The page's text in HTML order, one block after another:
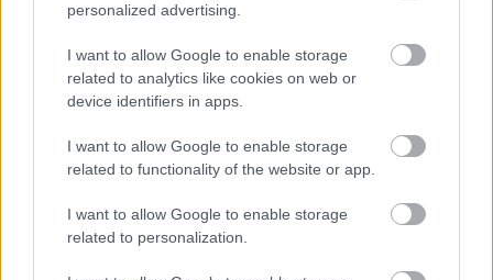
personalized advertising.
I want to allow Google to enable storage
related to analytics like cookies on web or
device identifiers in apps.
I want to allow Google to enable storage
related to functionality of the website or app.
I want to allow Google to enable storage
related to personalization.
ΣΗΜΕΡΑ ΣΤΟ IATRONET.GR